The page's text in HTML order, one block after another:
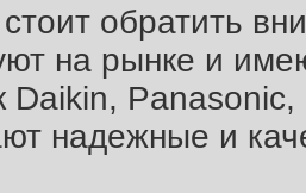
обратить
на рынке и
Daikin,
надежные и